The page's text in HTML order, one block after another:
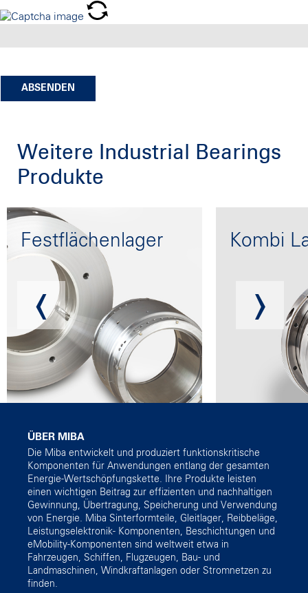
ABSENDEN
Weitere Industrial Bearings
Produkte
Festflächenlager Kombi
ÜBER MIBA
Die Miba entwickelt und produziert funktionskritische
Komponenten für Anwendungen entlang der gesamten
Energie-Wertschöpfungskette. Ihre Produkte leisten
einen wichtigen Beitrag zur effizienten und nachhaltigen
Gewinnung, Übertragung, Speicherung und Verwendung
von Energie. Miba Sinterformteile, Gleitlager, Reibbeläge,
Leistungselektronik- Komponenten, Beschichtungen und
eMobility-Komponenten sind weltweit etwa in
Fahrzeugen, Schiffen, Flugzeugen, Bau- und
Landmaschinen, Windkraftanlagen oder Stromnetzen zu
finden.